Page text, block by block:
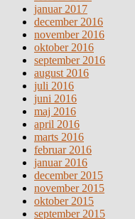
januar 2017
december 2016
november 2016
oktober 2016
september 2016
august 2016
juli 2016
juni 2016
maj 2016
april 2016
marts 2016
februar 2016
januar 2016
december 2015
november 2015
oktober 2015
september 2015